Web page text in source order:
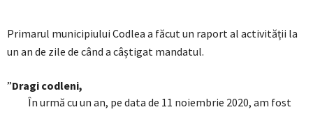
Primarul municipiului Codlea a făcut un raport al activității la
un an de zile de când a câștigat mandatul.
”Dragi codleni,
În urmă cu un an, pe data de 11 noiembrie 2020, am fost